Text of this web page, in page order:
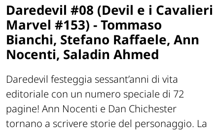
Daredevil #08 (Devil e i Cavalieri
Marvel #153) - Tommaso
Bianchi, Stefano Raffaele, Ann
Nocenti, Saladin Ahmed
Daredevil festeggia sessant’anni di vita
editoriale con un numero speciale di 72
pagine! Ann Nocenti e Dan Chichester
tornano a scrivere storie del personaggio. La